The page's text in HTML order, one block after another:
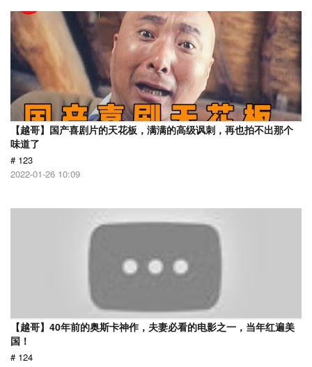
【越哥】国产喜剧片的天花板，满满的高级讽刺，再也拍不出那个
味道了
# 123
2022-01-26 10:09
【越哥】40年前的奥斯卡神作，夫妻必看的电影之一，当年红遍美
国！
# 124